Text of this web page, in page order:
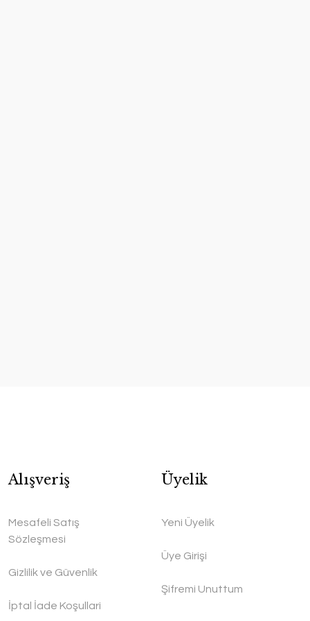
Alışveriş
Mesafeli Satış
Sözleşmesi
Gizlilik ve Güvenlik
İptal İade Koşullari
Üyelik
Yeni Üyelik
Üye Girişi
Şifremi Unuttum